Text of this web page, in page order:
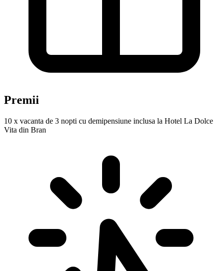
Premii
10 x vacanta de 3 nopti cu demipensiune inclusa la Hotel La Dolce
Vita din Bran